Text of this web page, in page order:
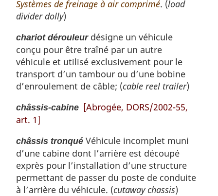
Systèmes de freinage à air comprimé. (load
divider dolly)
chariot dérouleurdésigne un véhicule
conçu pour être traîné par un autre
véhicule et utilisé exclusivement pour le
transport d’un tambour ou d’une bobine
d’enroulement de câble; (cable reel trailer)
châssis-cabine [Abrogée, DORS/2002-55,
art. 1]
châssis tronqué Véhicule incomplet muni
d’une cabine dont l’arrière est découpé
exprès pour l’installation d’une structure
permettant de passer du poste de conduite
à l’arrière du véhicule. (cutaway chassis)